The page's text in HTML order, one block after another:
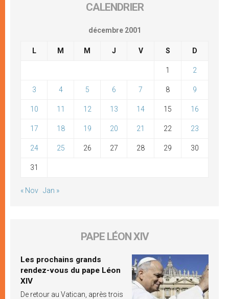
CALENDRIER
décembre 2001
L M M J V S D
1 2
3 4 5 6 7 8 9
10 11 12 13 14 15 16
17 18 19 20 21 22 23
24 25 26 27 28 29 30
31
« Nov Jan »
PAPE LÉON XIV
Les prochains grands
rendez-vous du pape Léon
XIV
De retour au Vatican, après trois